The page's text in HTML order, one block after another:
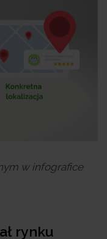
w infografice
rynku